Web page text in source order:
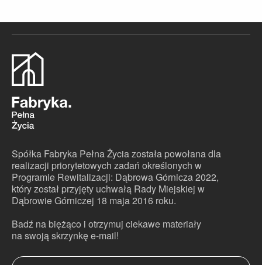
Spółka Fabryka Pełna Życia została powołana dla
realizacji priorytetowych zadań określonych w
Programie Rewitalizacji: Dąbrowa Górnicza 2022,
który został przyjęty uchwałą Rady Miejskiej w
Dąbrowie Górniczej 18 maja 2016 roku.
Badź na biężąco i otrzymuj ciekawe materiały
na swoją skrzynkę e-mail!